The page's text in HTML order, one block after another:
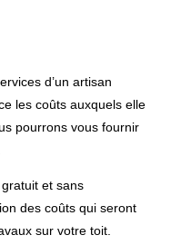
d’un artisan
les coûts auxquels elle
pourrons vous fournir
et sans
des coûts qui seront
sur votre toit.